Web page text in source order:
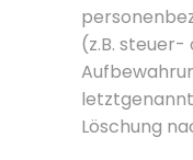
(z.B.
Löschung